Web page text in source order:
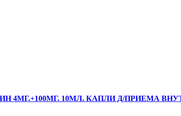
4МГ.+100МГ. 10МЛ. КАПЛИ Д/ПРИЕМА